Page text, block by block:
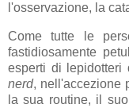
l'osservazione, la
Come tutte le
fastidiosamente
esperti di
nerd, nell'accezione
la sua routine, il